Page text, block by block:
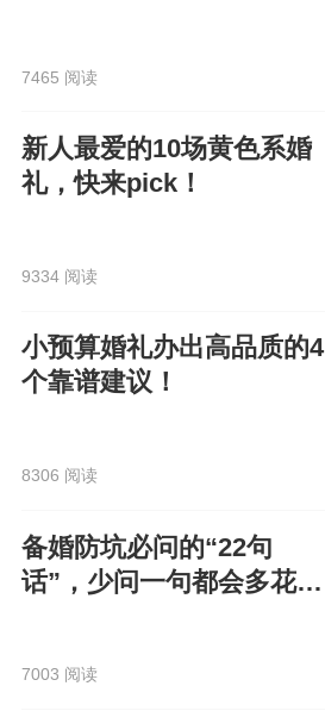
7465 阅读
新人最爱的10场黄色系婚
礼，快来pick！
9334 阅读
小预算婚礼办出高品质的4
个靠谱建议！
8306 阅读
备婚防坑必问的“22句
话”，少问一句都会多花
7003 阅读